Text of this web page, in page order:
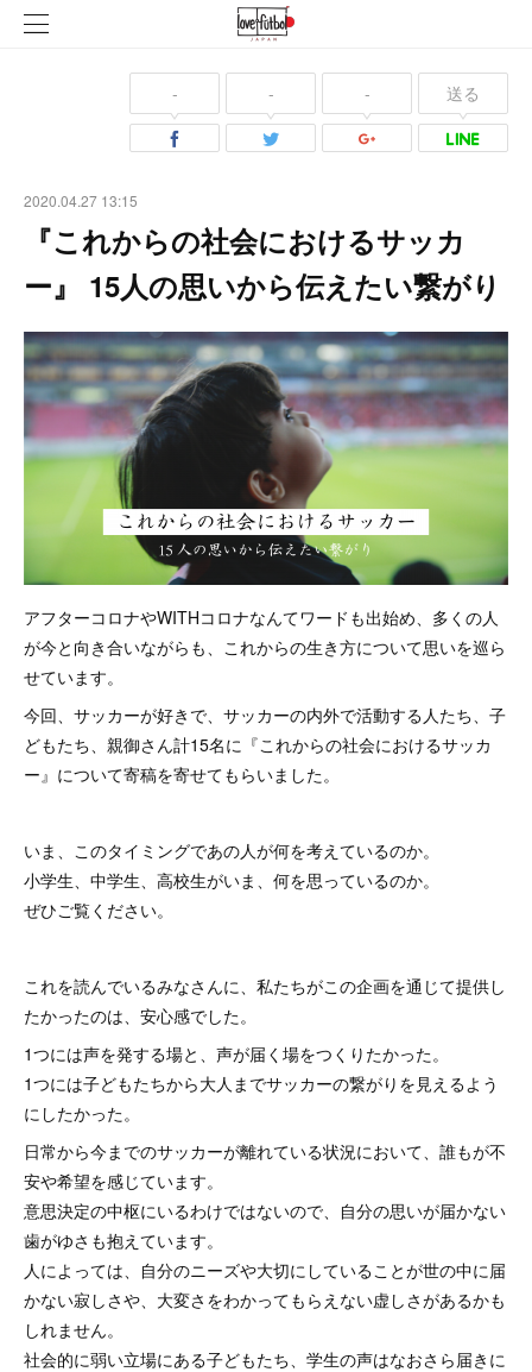
- - - 送る
2020.04.27 13:15
『これからの社会におけるサッカ
ー』 15人の思いから伝えたい繋がり
アフターコロナやWITHコロナなんてワードも出始め、多くの人
が今と向き合いながらも、これからの生き方について思いを巡ら
せています。
今回、サッカーが好きで、サッカーの内外で活動する人たち、子
どもたち、親御さん計15名に『これからの社会におけるサッカ
ー』について寄稿を寄せてもらいました。
いま、このタイミングであの人が何を考えているのか。
小学生、中学生、高校生がいま、何を思っているのか。
ぜひご覧ください。
これを読んでいるみなさんに、私たちがこの企画を通じて提供し
たかったのは、安心感でした。
1つには声を発する場と、声が届く場をつくりたかった。
1つには子どもたちから大人までサッカーの繋がりを見えるよう
にしたかった。
日常から今までのサッカーが離れている状況において、誰もが不
安や希望を感じています。
意思決定の中枢にいるわけではないので、自分の思いが届かない
歯がゆさも抱えています。
人によっては、自分のニーズや大切にしていることが世の中に届
かない寂しさや、大変さをわかってもらえない虚しさがあるかも
しれません。
社会的に弱い立場にある子どもたち、学生の声はなおさら届きに